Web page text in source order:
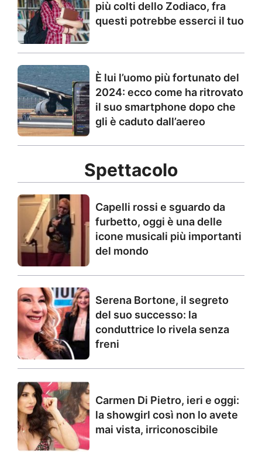
più colti dello Zodiaco, fra
questi potrebbe esserci il tuo
È lui l’uomo più fortunato del
2024: ecco come ha ritrovato
il suo smartphone dopo che
gli è caduto dall’aereo
Spettacolo
Capelli rossi e sguardo da
furbetto, oggi è una delle
icone musicali più importanti
del mondo
Serena Bortone, il segreto
del suo successo: la
conduttrice lo rivela senza
freni
Carmen Di Pietro, ieri e oggi:
la showgirl così non lo avete
mai vista, irriconoscibile